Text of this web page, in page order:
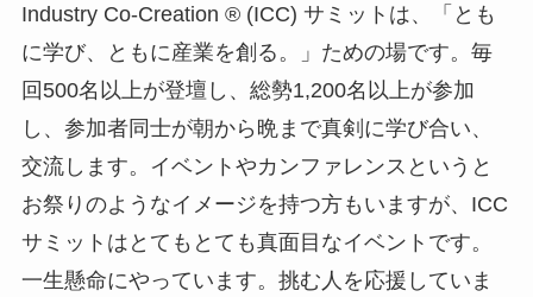
Industry Co-Creation ® (ICC) サミットは、「とも
に学び、ともに産業を創る。」ための場です。毎
回500名以上が登壇し、総勢1,200名以上が参加
し、参加者同士が朝から晩まで真剣に学び合い、
交流します。イベントやカンファレンスというと
お祭りのようなイメージを持つ方もいますが、ICC
サミットはとてもとても真面目なイベントです。
一生懸命にやっています。挑む人を応援していま